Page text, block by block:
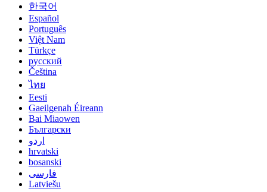
한국어
Español
Português
Việt Nam
Türkçe
русский
Čeština
ไทย
Eesti
Gaeilgenah Éireann
Bai Miaowen
Български
اردو
hrvatski
bosanski
فارسی
Latviešu